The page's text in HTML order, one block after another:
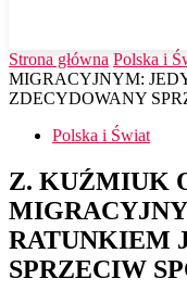
Strona główna Polska i
MIGRACYJNYM:
ZDECYDOWANY
Polska i Świat
Z. KUŹMIUK
RATUNKIEM
SPRZECIW